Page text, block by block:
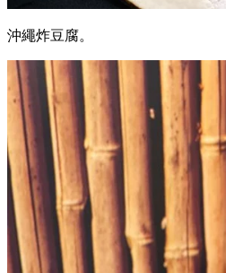
沖繩炸豆腐。